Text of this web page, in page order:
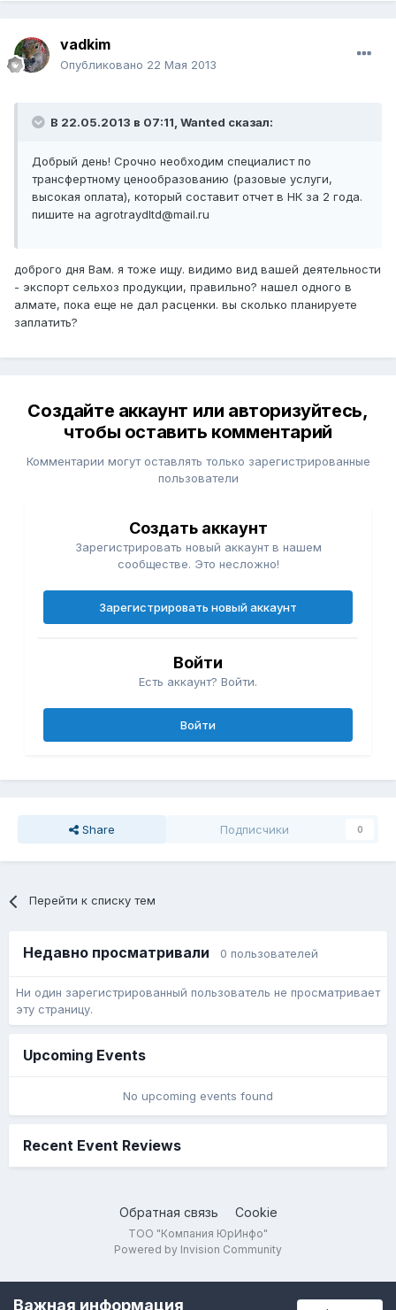
vadkim
Опубликовано 22 Мая 2013
В 22.05.2013 в 07:11, Wanted сказал:
Добрый день! Срочно необходим специалист по
трансфертному ценообразованию (разовые услуги,
высокая оплата), который составит отчет в НК за 2 года.
пишите на agrotraydltd@mail.ru
доброго дня Вам. я тоже ищу. видимо вид вашей деятельности
- экспорт сельхоз продукции, правильно? нашел одного в
алмате, пока еще не дал расценки. вы сколько планируете
заплатить?
Создайте аккаунт или авторизуйтесь,
чтобы оставить комментарий
Комментарии могут оставлять только зарегистрированные
пользователи
Создать аккаунт
Зарегистрировать новый аккаунт в нашем
сообществе. Это несложно!
Зарегистрировать новый аккаунт
Войти
Есть аккаунт? Войти.
Войти
Share Подписчики 0
Перейти к списку тем
Недавно просматривали 0 пользователей
Ни один зарегистрированный пользователь не просматривает
эту страницу.
Upcoming Events
No upcoming events found
Recent Event Reviews
Обратная связь Cookie
ТОО "Компания ЮрИнфо"
Powered by Invision Community
Важная информация